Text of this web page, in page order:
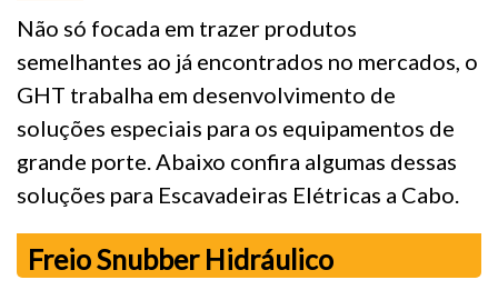
Não só focada em trazer produtos
semelhantes ao já encontrados no mercados, o
GHT trabalha em desenvolvimento de
soluções especiais para os equipamentos de
grande porte. Abaixo confira algumas dessas
soluções para Escavadeiras Elétricas a Cabo.
Freio Snubber Hidráulico